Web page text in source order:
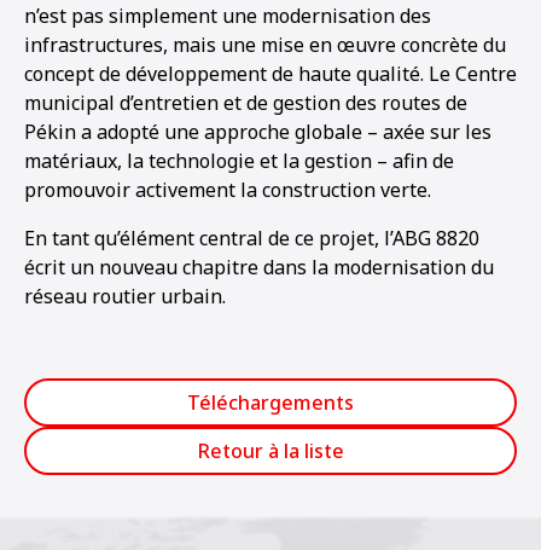
n’est pas simplement une modernisation des
infrastructures, mais une mise en œuvre concrète du
concept de développement de haute qualité. Le Centre
municipal d’entretien et de gestion des routes de
Pékin a adopté une approche globale – axée sur les
matériaux, la technologie et la gestion – afin de
promouvoir activement la construction verte.
En tant qu’élément central de ce projet, l’ABG 8820
écrit un nouveau chapitre dans la modernisation du
réseau routier urbain.
Téléchargements
Retour à la liste